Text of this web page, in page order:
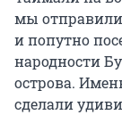
мы
и попутно
народности
острова.
сделали